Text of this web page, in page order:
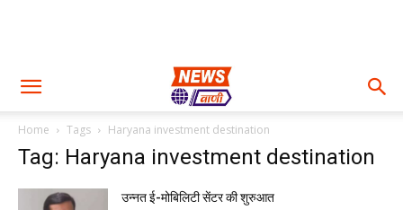
Home Tags Haryana investment destination
Tag: Haryana investment destination
उन्नत ई-मोबिलिटी सेंटर की शुरुआत